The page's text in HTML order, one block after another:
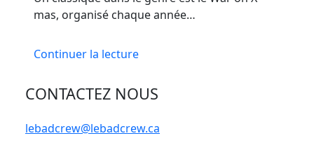
mas, organisé chaque année…
Continuer la lecture
CONTACTEZ NOUS
lebadcrew@lebadcrew.ca